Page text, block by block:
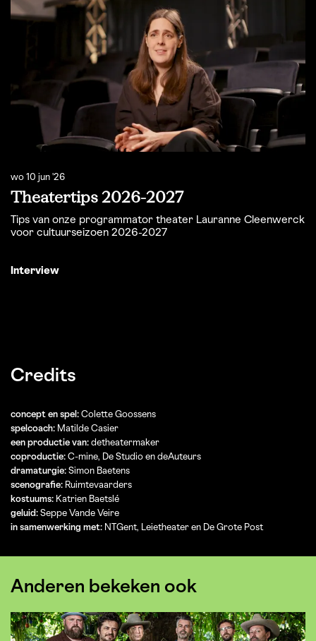
wo 10 jun '26
Theatertips 2026-2027
Tips van onze programmator theater Lauranne Cleenwerck
voor cultuurseizoen 2026-2027
Interview
Credits
concept en spel: Colette Goossens
spelcoach: Matilde Casier
een productie van: detheatermaker
coproductie: C-mine, De Studio en deAuteurs
dramaturgie: Simon Baetens
scenografie: Ruimtevaarders
kostuums: Katrien Baetslé
geluid: Seppe Vande Veire
in samenwerking met: NTGent, Leietheater en De Grote Post
Anderen bekeken ook